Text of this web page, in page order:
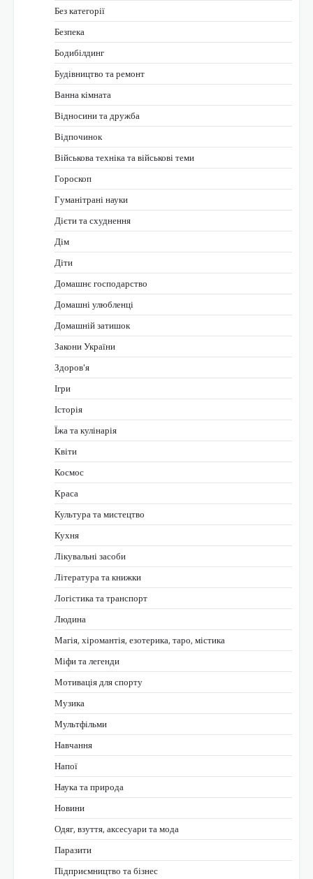
Без категорії
Безпека
Бодибілдинг
Будівництво та ремонт
Ванна кімната
Відносини та дружба
Відпочинок
Військова техніка та військові теми
Гороскоп
Гуманітрані науки
Дієти та схуднення
Дім
Діти
Домашнє господарство
Домашні улюбленці
Домашній затишок
Закони України
Здоров'я
Ігри
Історія
Їжа та кулінарія
Квіти
Космос
Краса
Культура та мистецтво
Кухня
Лікувальні засоби
Література та книжки
Логістика та транспорт
Людина
Магія, хіромантія, езотерика, таро, містика
Міфи та легенди
Мотивація для спорту
Музика
Мультфільми
Навчання
Напої
Наука та природа
Новини
Одяг, взуття, аксесуари та мода
Паразити
Підприємництво та бізнес